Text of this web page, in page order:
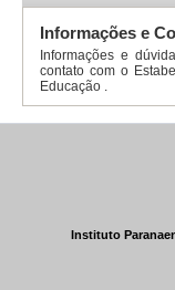
Informações e
Informações e
contato com o
Educação .
Instituto